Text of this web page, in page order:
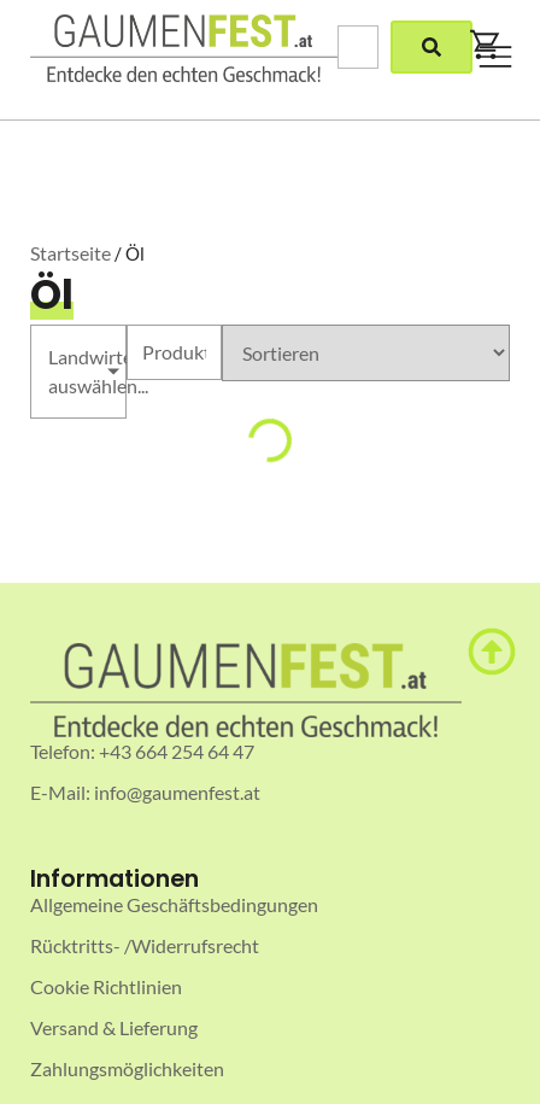
Startseite/ Öl
Öl
Landwirte
auswählen...
Telefon: +43 664 254 64 47
E-Mail: info@gaumenfest.at
Informationen
Allgemeine Geschäftsbedingungen
Rücktritts- /Widerrufsrecht
Cookie Richtlinien
Versand & Lieferung
Zahlungsmöglichkeiten